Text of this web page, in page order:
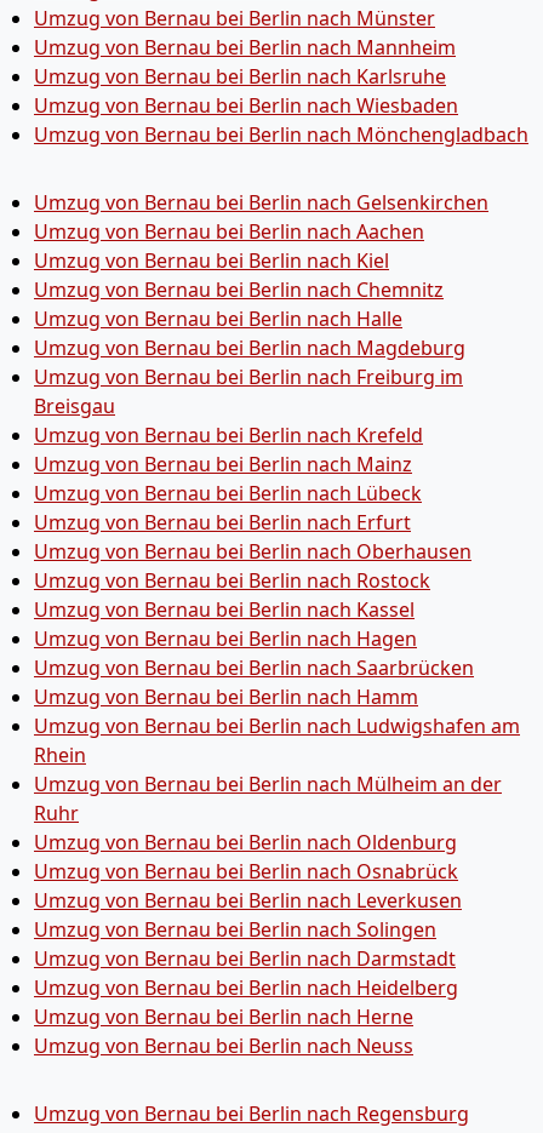
Umzug von Bernau bei Berlin nach Münster
Umzug von Bernau bei Berlin nach Mannheim
Umzug von Bernau bei Berlin nach Karlsruhe
Umzug von Bernau bei Berlin nach Wiesbaden
Umzug von Bernau bei Berlin nach Mönchen­gladbach
Umzug von Bernau bei Berlin nach Gelsenkirchen
Umzug von Bernau bei Berlin nach Aachen
Umzug von Bernau bei Berlin nach Kiel
Umzug von Bernau bei Berlin nach Chemnitz
Umzug von Bernau bei Berlin nach Halle
Umzug von Bernau bei Berlin nach Magdeburg
Umzug von Bernau bei Berlin nach Freiburg im
Breisgau
Umzug von Bernau bei Berlin nach Krefeld
Umzug von Bernau bei Berlin nach Mainz
Umzug von Bernau bei Berlin nach Lübeck
Umzug von Bernau bei Berlin nach Erfurt
Umzug von Bernau bei Berlin nach Oberhausen
Umzug von Bernau bei Berlin nach Rostock
Umzug von Bernau bei Berlin nach Kassel
Umzug von Bernau bei Berlin nach Hagen
Umzug von Bernau bei Berlin nach Saarbrücken
Umzug von Bernau bei Berlin nach Hamm
Umzug von Bernau bei Berlin nach Ludwigshafen am
Rhein
Umzug von Bernau bei Berlin nach Mülheim an der
Ruhr
Umzug von Bernau bei Berlin nach Oldenburg
Umzug von Bernau bei Berlin nach Osnabrück
Umzug von Bernau bei Berlin nach Leverkusen
Umzug von Bernau bei Berlin nach Solingen
Umzug von Bernau bei Berlin nach Darmstadt
Umzug von Bernau bei Berlin nach Heidelberg
Umzug von Bernau bei Berlin nach Herne
Umzug von Bernau bei Berlin nach Neuss
Umzug von Bernau bei Berlin nach Regensburg